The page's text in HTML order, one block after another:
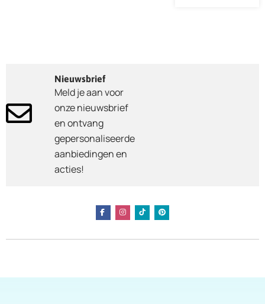
Nieuwsbrief
Meld je aan voor
onze nieuwsbrief
en ontvang
gepersonaliseerde
aanbiedingen en
acties!